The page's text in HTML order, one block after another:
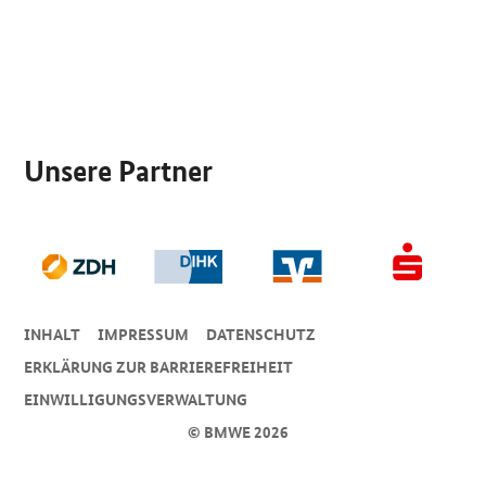
Unsere Partner
© BMWE 2026
INHALT IMPRESSUM
DA­TEN­SCHUTZ
ERKLÄRUNG ZUR BARRIEREFREIHEIT
EINWILLIGUNGSVERWALTUNG